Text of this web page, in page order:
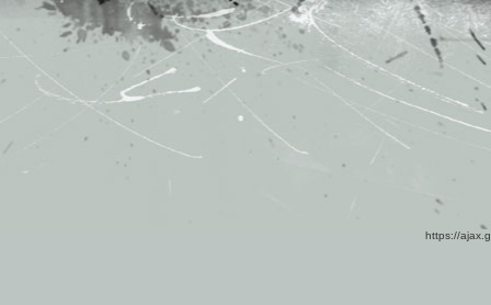
https://